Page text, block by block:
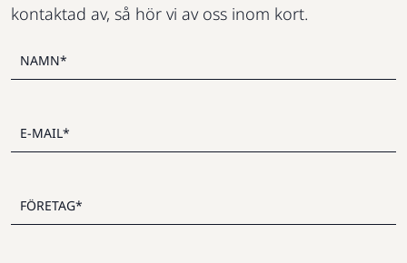
kontaktad av, så hör vi av oss inom kort.